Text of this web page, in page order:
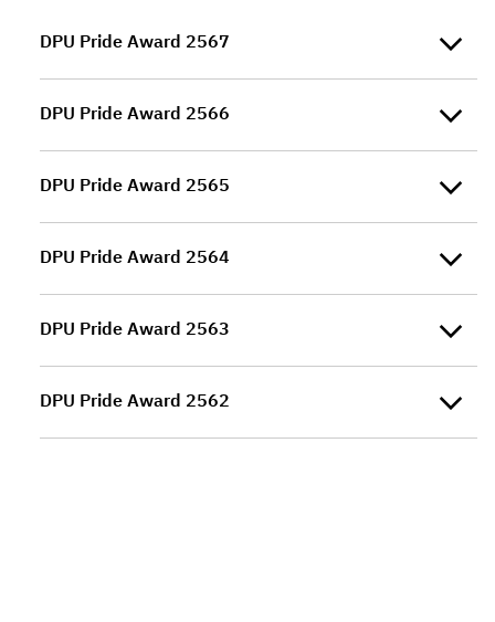
DPU Pride Award 2567
DPU Pride Award 2566
DPU Pride Award 2565
DPU Pride Award 2564
DPU Pride Award 2563
DPU Pride Award 2562